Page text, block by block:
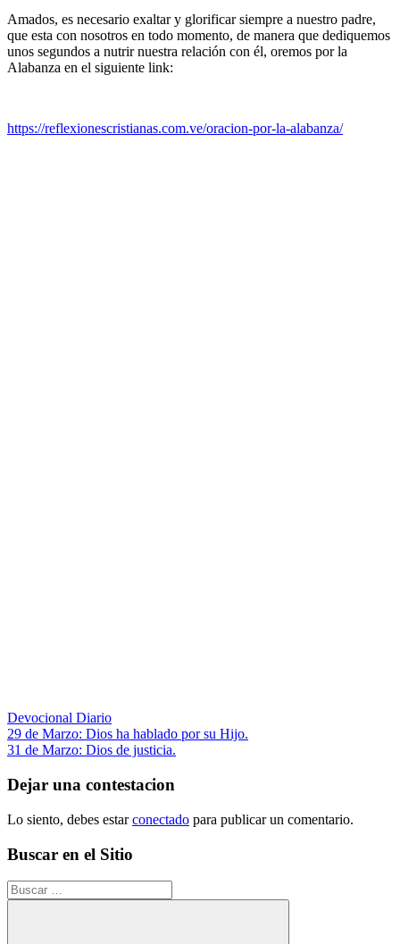
Amados, es necesario exaltar y glorificar siempre a nuestro padre,
que esta con nosotros en todo momento, de manera que dediquemos
unos segundos a nutrir nuestra relación con él, oremos por la
Alabanza en el siguiente link:
https://reflexionescristianas.com.ve/oracion-por-la-alabanza/
Devocional Diario
Navegación
de
entradas
Entrada
anterior:
29 de Marzo: Dios ha hablado por su Hijo.
Siguiente
31 de Marzo: Dios de justicia.
Dejar una contestacion
Lo siento, debes estarconectado para publicar un comentario.
Buscar en el Sitio
Buscar: